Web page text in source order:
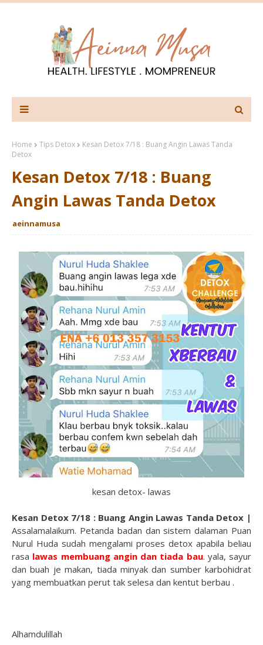
Home Tips Detox
Kesan Detox 7/18 : Buang Angin Lawas Tanda
Detox
Kesan Detox 7/18 : Buang
Angin Lawas Tanda Detox
aeinnamusa
kesan detox- lawas
Kesan Detox 7/18 : Buang Angin Lawas Tanda Detox |
Assalamalaikum. Petanda badan dan sistem dalaman Puan
Nurul Huda sudah mengalami proses detox apabila beliau
rasa lawas membuang angin dan tiada bau. yala, sayur
dan buah je makan, tiada minyak dan sumber karbohidrat
yang membuatkan perut tak selesa dan kentut berbau .
Alhamdulillah